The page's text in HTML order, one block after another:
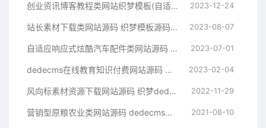
创业资讯博客教程类网站织梦模板(自适应手机端) 2023-12-24
站长素材下载类网站源码 织梦模板源码下载站 2023-08-07
自适应响应式炫酷汽车配件类网站源码 html5高端大气汽车网站织梦模板 2023-07-01
dedecms在线教育知识付费网站源码 织梦模板带手机端集成支付功能评论 2023-02-04
风向标素材资源下载网站源码 织梦dedecms模板 带手机版 2022-11-29
营销型原粮农业类网站源码 dedecms织梦模板 (带手机端) 2021-08-10